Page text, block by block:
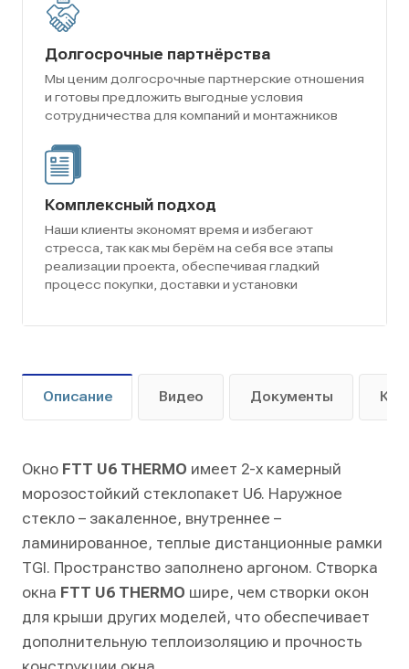
Долгосрочные партнёрства
Мы ценим долгосрочные партнерские отношения
и готовы предложить выгодные условия
сотрудничества для компаний и монтажников
Комплексный подход
Наши клиенты экономят время и избегают
стресса, так как мы берём на себя все этапы
реализации проекта, обеспечивая гладкий
процесс покупки, доставки и установки
Описание Видео Документы Как
Окно FTT U6 THERMO имеет 2-х камерный
морозостойкий стеклопакет U6. Наружное
стекло – закаленное, внутреннее –
ламинированное, теплые дистанционные рамки
TGI. Пространство заполнено аргоном. Створка
окна FTT U6 THERMO шире, чем створки окон
для крыши других моделей, что обеспечивает
дополнительную теплоизоляцию и прочность